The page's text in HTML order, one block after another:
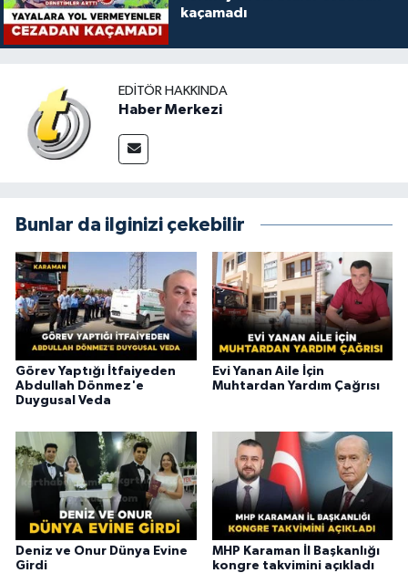
kaçamadı
EDITÖR HAKKINDA
Haber Merkezi
Bunlar da ilginizi çekebilir
Görev Yaptığı İtfaiyeden
Abdullah Dönmez'e
Duygusal Veda
Evi Yanan Aile İçin
Muhtardan Yardım Çağrısı
Deniz ve Onur Dünya Evine
Girdi
MHP Karaman İl Başkanlığı
kongre takvimini açıkladı